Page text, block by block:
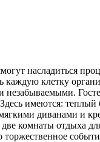
насладиться
каждую клетку
имеются:
диванами и
комнаты отдыха
торжественное